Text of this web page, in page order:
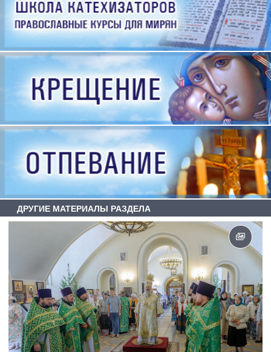
ДРУГИЕ МАТЕРИАЛЫ РАЗДЕЛА